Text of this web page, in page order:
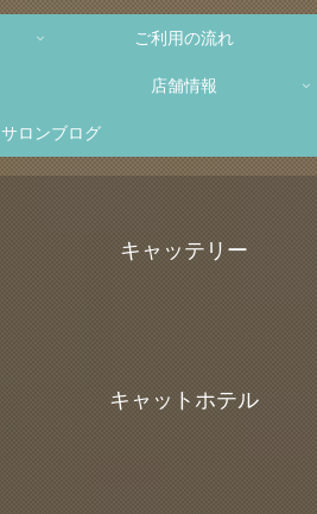
ご利用の流れ
店舗情報
サロンブログ
キャッテリー
キャットホテル